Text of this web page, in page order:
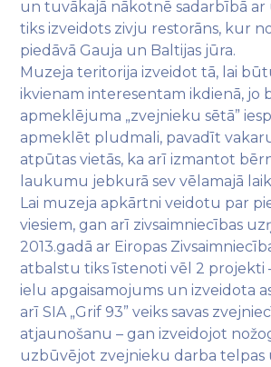
un tuvākajā nākotnē sadarbībā ar
tiks izveidots zivju restorāns, kur
piedāvā Gauja un Baltijas jūra.
Muzeja teritorija izveidot tā, lai
ikvienam interesentam ikdienā, jo
apmeklējuma „zvejnieku sētā”
apmeklēt pludmali, pavadīt
atpūtas vietās, ka arī izmantot
laukumu jebkurā sev vēlamajā
Lai muzeja apkārtni veidotu par
viesiem, gan arī zivsaimniecības
2013.gadā ar Eiropas
atbalstu tiks īstenoti vēl 2 projekti
ielu apgaisamojums un izveidota
arī SIA „Grif 93” veiks savas
atjaunošanu – gan izveidojot
uzbūvējot zvejnieku darba telpas